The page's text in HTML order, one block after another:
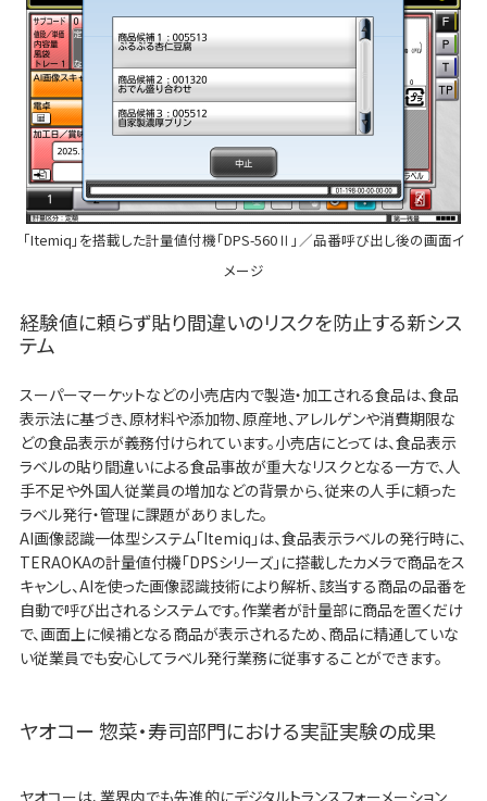
「Itemiq」を搭載した計量値付機「DPS-560Ⅱ」／品番呼び出し後の画面イ
メージ
経験値に頼らず貼り間違いのリスクを防止する新シス
テム
スーパーマーケットなどの小売店内で製造・加工される食品は、食品
表示法に基づき、原材料や添加物、原産地、アレルゲンや消費期限な
どの食品表示が義務付けられています。小売店にとっては、食品表示
ラベルの貼り間違いによる食品事故が重大なリスクとなる一方で、人
手不足や外国人従業員の増加などの背景から、従来の人手に頼った
ラベル発行・管理に課題がありました。
AI画像認識一体型システム「Itemiq」は、食品表示ラベルの発行時に、
TERAOKAの計量値付機「DPSシリーズ」に搭載したカメラで商品をス
キャンし、AIを使った画像認識技術により解析、該当する商品の品番を
自動で呼び出されるシステムです。作業者が計量部に商品を置くだけ
で、画面上に候補となる商品が表示されるため、商品に精通していな
い従業員でも安心してラベル発行業務に従事することができます。
ヤオコー 惣菜・寿司部門における実証実験の成果
ヤオコーは、業界内でも先進的にデジタルトランスフォーメーション